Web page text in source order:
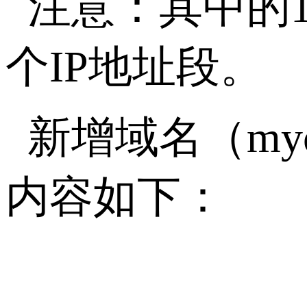
个IP地址段。
新增域名（
内容如下：